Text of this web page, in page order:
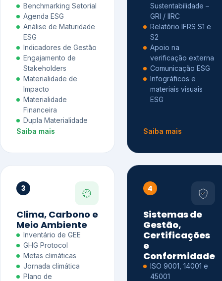
Benchmarking Setorial
Agenda ESG
Análise de Maturidade
ESG
Indicadores de Gestão
Engajamento de
Stakeholders
Materialidade de
Impacto
Materialidade
Financeira
Dupla Materialidade
Saiba mais
Sustentabilidade –
GRI / IIRC
Relatório IFRS S1 e
S2
Apoio na
verificação externa
Comunicação ESG
Infográficos e
materiais visuais
ESG
Saiba mais
3
Clima, Carbono e
Meio Ambiente
Inventário de GEE
GHG Protocol
Metas climáticas
Jornada climática
Plano de
4
Sistemas de
Gestão,
Certificações
e
Conformidade
ISO 9001, 14001 e
45001